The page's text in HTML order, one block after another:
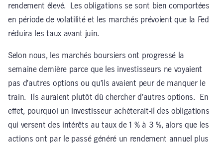
rendement élevé. Les obligations se sont bien comportées
en période de volatilité et les marchés prévoient que la Fed
réduira les taux avant juin.
Selon nous, les marchés boursiers ont progressé la
semaine dernière parce que les investisseurs ne voyaient
pas d’autres options ou qu’ils avaient peur de manquer le
train. Ils auraient plutôt dû chercher d’autres options. En
effet, pourquoi un investisseur achèterait-il des obligations
qui versent des intérêts au taux de 1 % à 3 %, alors que les
actions ont par le passé généré un rendement annuel plus